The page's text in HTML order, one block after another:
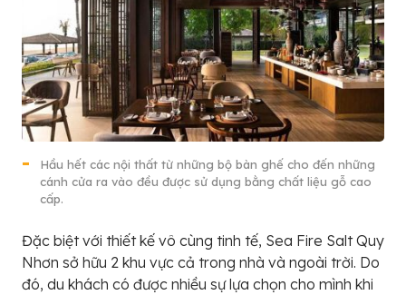
Hầu hết các nội thất từ những bộ bàn ghế cho đến những
cánh cửa ra vào đều được sử dụng bằng chất liệu gỗ cao
cấp.
Đặc biệt với thiết kế vô cùng tinh tế, Sea Fire Salt Quy
Nhơn sở hữu 2 khu vực cả trong nhà và ngoài trời. Do
đó, du khách có được nhiều sự lựa chọn cho mình khi